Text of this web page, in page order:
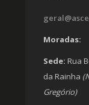
Moradas:
Sede: Rua
da Rainha
Gregório)